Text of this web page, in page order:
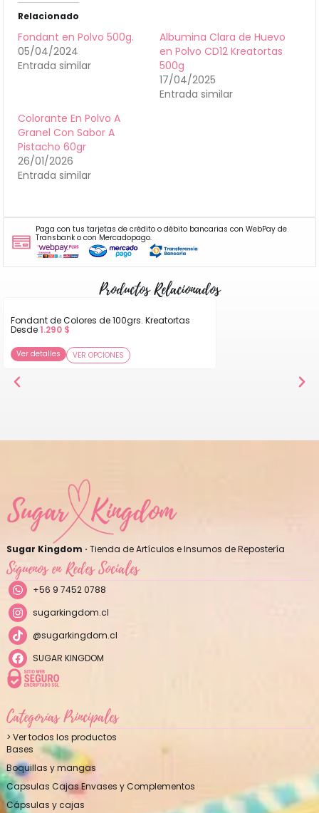
Relacionado
Fondant en Polvo 500g.
05/04/2024
Entrada similar
Albumina Clara de Huevo
en Polvo CD12 Kreatortas
500g
17/04/2025
Entrada similar
Colorante En Polvo A
Granel Con Sabor A
Pistacho 60gr
26/01/2026
Entrada similar
Paga con tus tarjetas de crédito o débito bancarias con WebPay de
Transbank o con Mercadopago.
Productos Relacionados
Fondant de Colores de 100grs. Kreatortas
Desde 1.290 $
Ver detalles VER OPCIONES
Sugar Kingdom · Tienda de Artículos e Insumos de Repostería
Síguenos en Redes Sociales
+56 9 7452 0788
sugarkingdom.cl
@sugarkingdom.cl
SUGAR KINGDOM
Categorías Principales
> Ver todos los productos
Bases
Boquillas y mangas
Capsulas Cajas Envases y Complementos
Cápsulas y cajas